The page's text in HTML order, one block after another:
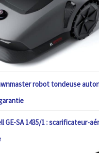
robot tondeuse
GE-SA 1435/1 : scarificateur-